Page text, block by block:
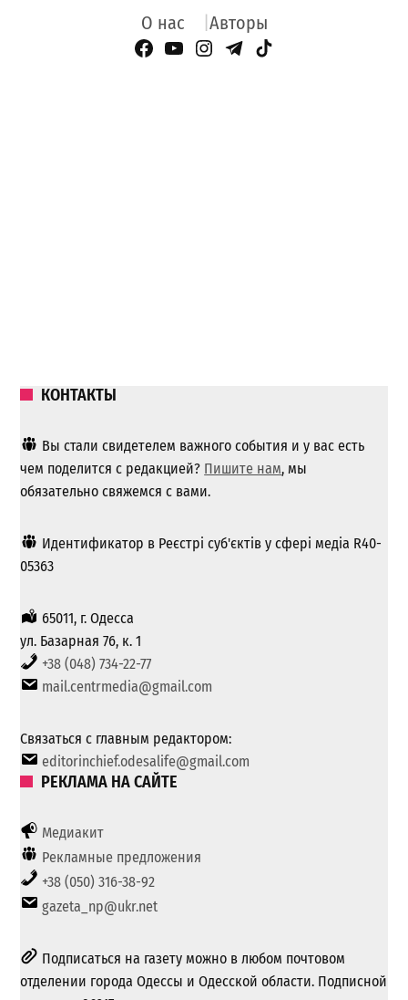
О нас Авторы
Facebook Page
YouTube
Instagram
Telegram
TikTok
КОНТАКТЫ
Вы стали свидетелем важного события и у вас есть
чем поделится с редакцией? Пишите нам, мы
обязательно свяжемся с вами.
Идентификатор в Реєстрі суб'єктів у сфері медіа R40-
05363
65011, г. Одесса
ул. Базарная 76, к. 1
+38 (048) 734-22-77
mail.centrmedia@gmail.com
Связаться с главным редактором:
editorinchief.odesalife@gmail.com
РЕКЛАМА НА САЙТЕ
Медиакит
Рекламные предложения
+38 (050) 316-38-92
gazeta_np@ukr.net
Подписаться на газету можно в любом почтовом
отделении города Одессы и Одесской области. Подписной